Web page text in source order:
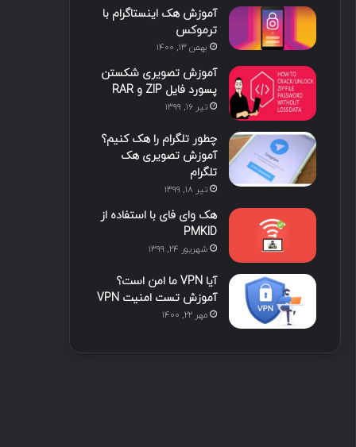
ی
ن
ب
ا
گ
ر
م
م
آموزش هک اینستاگرام با
ترموکس
بهمن ۱۳, ۱۴۰۰
آموزش تصویری شکستن
پسورد فایل ZIP و RAR
تیر ۱۶, ۱۳۹۹
چطور تلگرام را هک کنیم؟
آموزش تصویری هک
تلگرام
تیر ۱۸, ۱۳۹۹
هک وای فای با استفاده از
PMKID
شهریور ۲۴, ۱۳۹۹
آیا VPN ما امن است؟
آموزش تست امنیت VPN
مهر ۲۲, ۱۴۰۰